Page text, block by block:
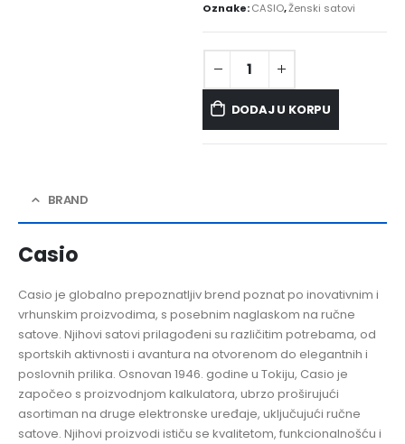
Oznake:CASIO,Ženski satovi
DODAJ U KORPU
BRAND
Casio
Casio je globalno prepoznatljiv brend poznat po inovativnim i
vrhunskim proizvodima, s posebnim naglaskom na ručne
satove. Njihovi satovi prilagođeni su različitim potrebama, od
sportskih aktivnosti i avantura na otvorenom do elegantnih i
poslovnih prilika. Osnovan 1946. godine u Tokiju, Casio je
započeo s proizvodnjom kalkulatora, ubrzo proširujući
asortiman na druge elektronske uređaje, uključujući ručne
satove. Njihovi proizvodi ističu se kvalitetom, funkcionalnošću i